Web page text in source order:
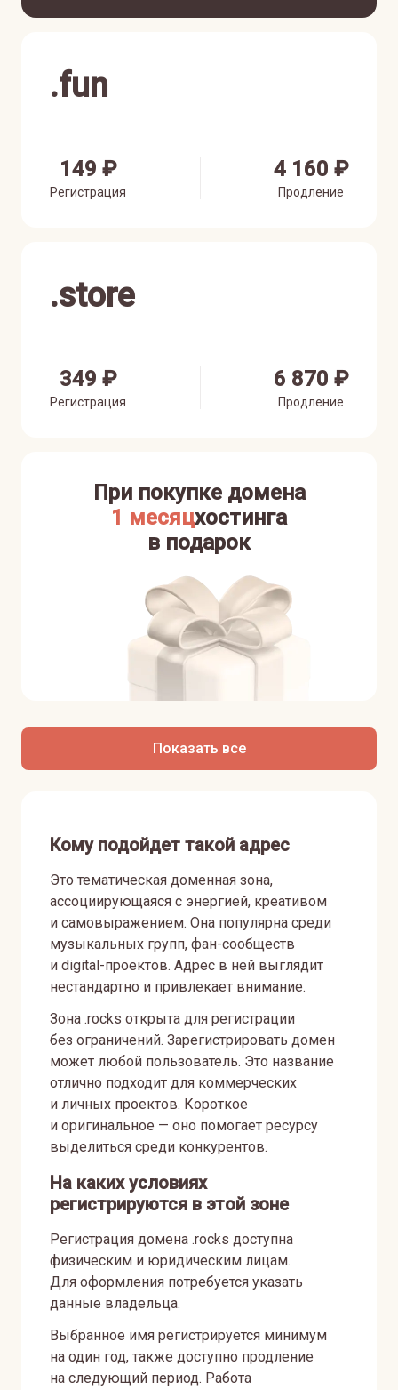
.fun
149 ₽
Регистрация
4 160 ₽
Продление
.store
349 ₽
Регистрация
6 870 ₽
Продление
При покупке домена
1 месяцхостинга
в подарок
Показать все
Кому подойдет такой адрес
Это тематическая доменная зона,
ассоциирующаяся с энергией, креативом
и самовыражением. Она популярна среди
музыкальных групп, фан-сообществ
и digital-проектов. Адрес в ней выглядит
нестандартно и привлекает внимание.
Зона .rocks открыта для регистрации
без ограничений. Зарегистрировать домен
может любой пользователь. Это название
отлично подходит для коммерческих
и личных проектов. Короткое
и оригинальное — оно помогает ресурсу
выделиться среди конкурентов.
На каких условиях
регистрируются в этой зоне
Регистрация домена .rocks доступна
физическим и юридическим лицам.
Для оформления потребуется указать
данные владельца.
Выбранное имя регистрируется минимум
на один год, также доступно продление
на следующий период. Работа